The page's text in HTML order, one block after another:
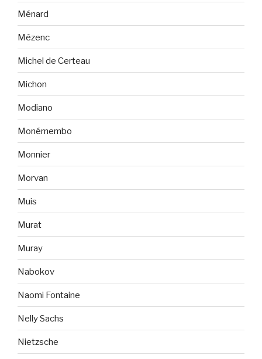
Ménard
Mézenc
Michel de Certeau
Michon
Modiano
Monémembo
Monnier
Morvan
Muis
Murat
Muray
Nabokov
Naomi Fontaine
Nelly Sachs
Nietzsche